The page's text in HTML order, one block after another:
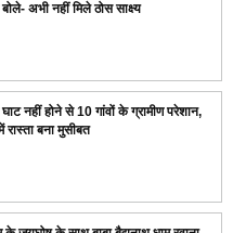
बोले- अभी नहीं मिले ठोस साक्ष्य
नहीं होने से 10 गांवों के ग्रामीण परेशान,
रास्ता बना मुसीबत